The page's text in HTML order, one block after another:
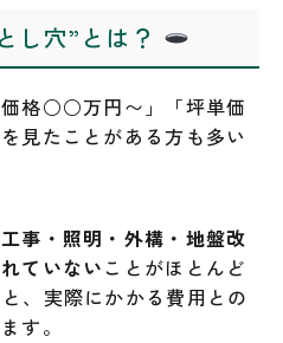
し穴”とは？
格○○万円〜」「坪単価
見たことがある方も多い
事・照明・外構・地盤改
ていない ことがほとんど
、実際にかかる費用との
す。